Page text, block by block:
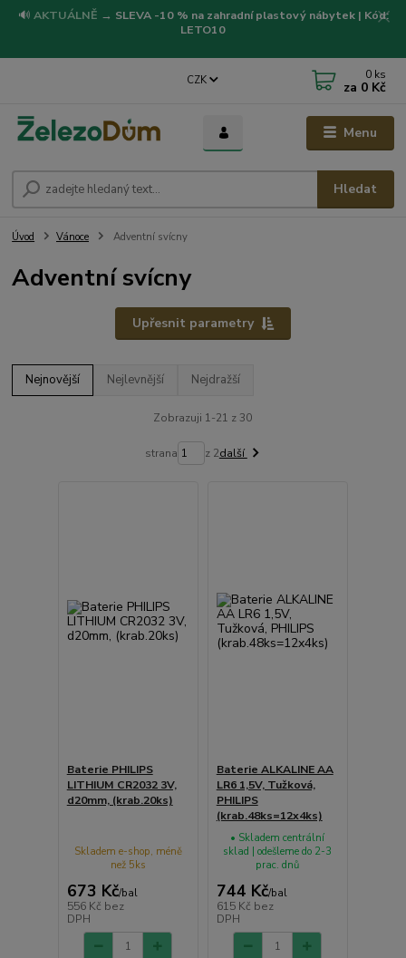
🔊 AKTUÁLNĚ → SLEVA -10 % na zahradní plastový nábytek | Kód:
LETO10
Menu
CZK
Hledat
0 ks
za 0 Kč
Úvod Vánoce Adventní svícny
Adventní svícny
Upřesnit parametry
Nejnovější Nejlevnější Nejdražší
Zobrazuji 1-21 z 30
strana z 2další
Baterie PHILIPS
LITHIUM CR2032 3V,
d20mm, (krab.20ks)
673 Kč/bal
556 Kč bez
DPH
Skladem e-shop, méně
než 5ks
Baterie ALKALINE AA
LR6 1,5V, Tužková,
PHILIPS
(krab.48ks=12x4ks)
744 Kč/bal
615 Kč bez
DPH
• Skladem centrální
sklad | odešleme do 2-3
prac. dnů